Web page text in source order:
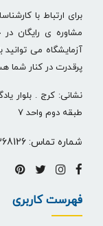
برای ارتباط با
مشاوره ی رایگان در
آزمایشگاه می
پرقدرت در کنار شما
طبقه دوم واحد 7
شماره تماس:
فهرست کاربری